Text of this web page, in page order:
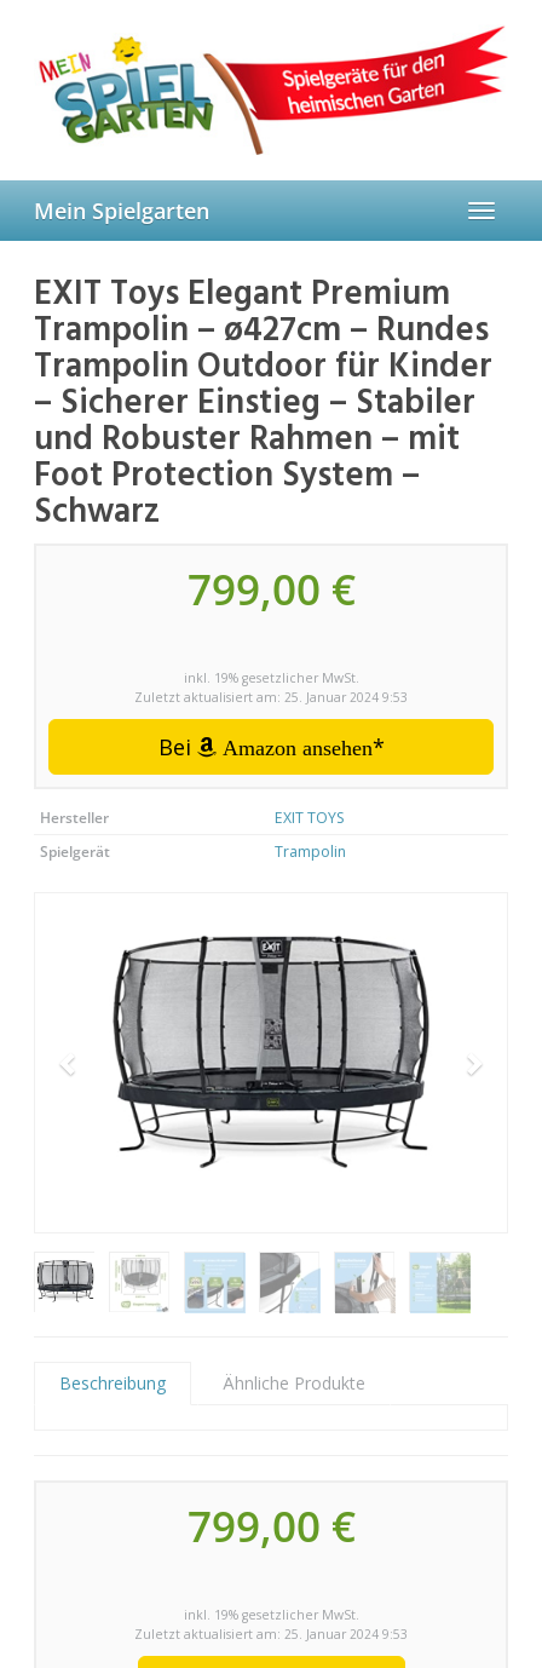
content
Toggle
Mein Spielgarten
EXIT Toys Elegant Premium
Trampolin – ø427cm – Rundes
Trampolin Outdoor für Kinder
– Sicherer Einstieg – Stabiler
und Robuster Rahmen – mit
Foot Protection System –
Schwarz
799,00 €
inkl. 19% gesetzlicher MwSt.
Zuletzt aktualisiert am: 25. Januar 2024 9:53
Bei Amazon ansehen*
Hersteller
EXIT TOYS
Spielgerät
Trampolin
Beschreibung Ähnliche Produkte
799,00 €
inkl. 19% gesetzlicher MwSt.
Zuletzt aktualisiert am: 25. Januar 2024 9:53